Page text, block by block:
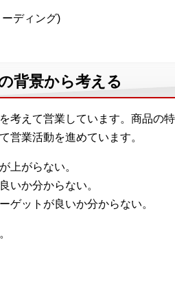
ディング)
背景から考える
考えて営業しています。商品の
営業活動を進めています。
上がらない。
いか分からない。
ゲットが良いか分からない。